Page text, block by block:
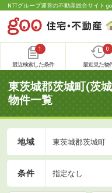
NTTグループ運営の不動産総合サイト
1
最近検索した条件
0
最近見た物
東茨城郡茨城町(茨
物件一覧
地域 東茨城郡茨城町
条件 指定なし